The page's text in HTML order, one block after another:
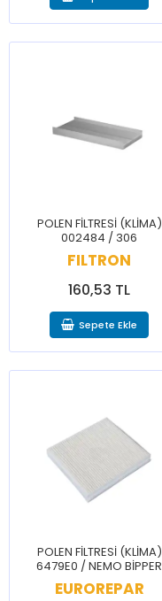
POLEN FİLTRESİ (KLİMA)
002484 / 306
FILTRON
160,53 TL
Sepete Ekle
POLEN FİLTRESİ (KLİMA)
6479E0 / NEMO BİPPER
EUROREPAR